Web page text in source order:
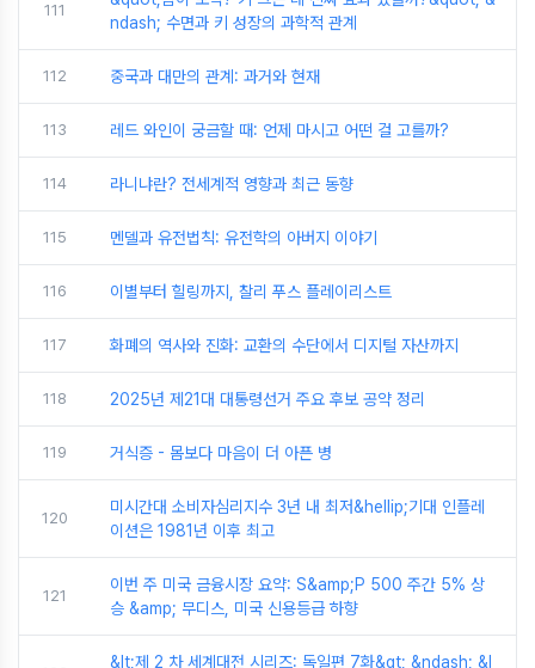
111
ndash; 수면과 키 성장의 과학적 관계
112 중국과 대만의 관계: 과거와 현재
113 레드 와인이 궁금할 때: 언제 마시고 어떤 걸 고를까?
114 라니냐란? 전세계적 영향과 최근 동향
115 멘델과 유전법칙: 유전학의 아버지 이야기
116 이별부터 힐링까지, 찰리 푸스 플레이리스트
117 화폐의 역사와 진화: 교환의 수단에서 디지털 자산까지
118 2025년 제21대 대통령선거 주요 후보 공약 정리
119 거식증 - 몸보다 마음이 더 아픈 병
120
미시간대 소비자심리지수 3년 내 최저&hellip;기대 인플레
이션은 1981년 이후 최고
121
이번 주 미국 금융시장 요약: S&amp;P 500 주간 5% 상
승 &amp; 무디스, 미국 신용등급 하향
&lt;제 2 차 세계대전 시리즈: 독일편 7화&gt; &ndash; &l